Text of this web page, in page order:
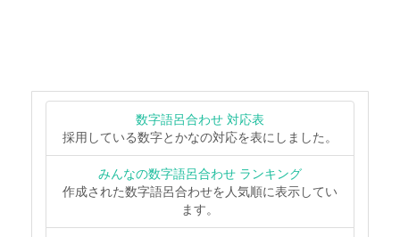
数字語呂合わせ 対応表
採用している数字とかなの対応を表にしました。
みんなの数字語呂合わせ ランキング
作成された数字語呂合わせを人気順に表示してい
ます。